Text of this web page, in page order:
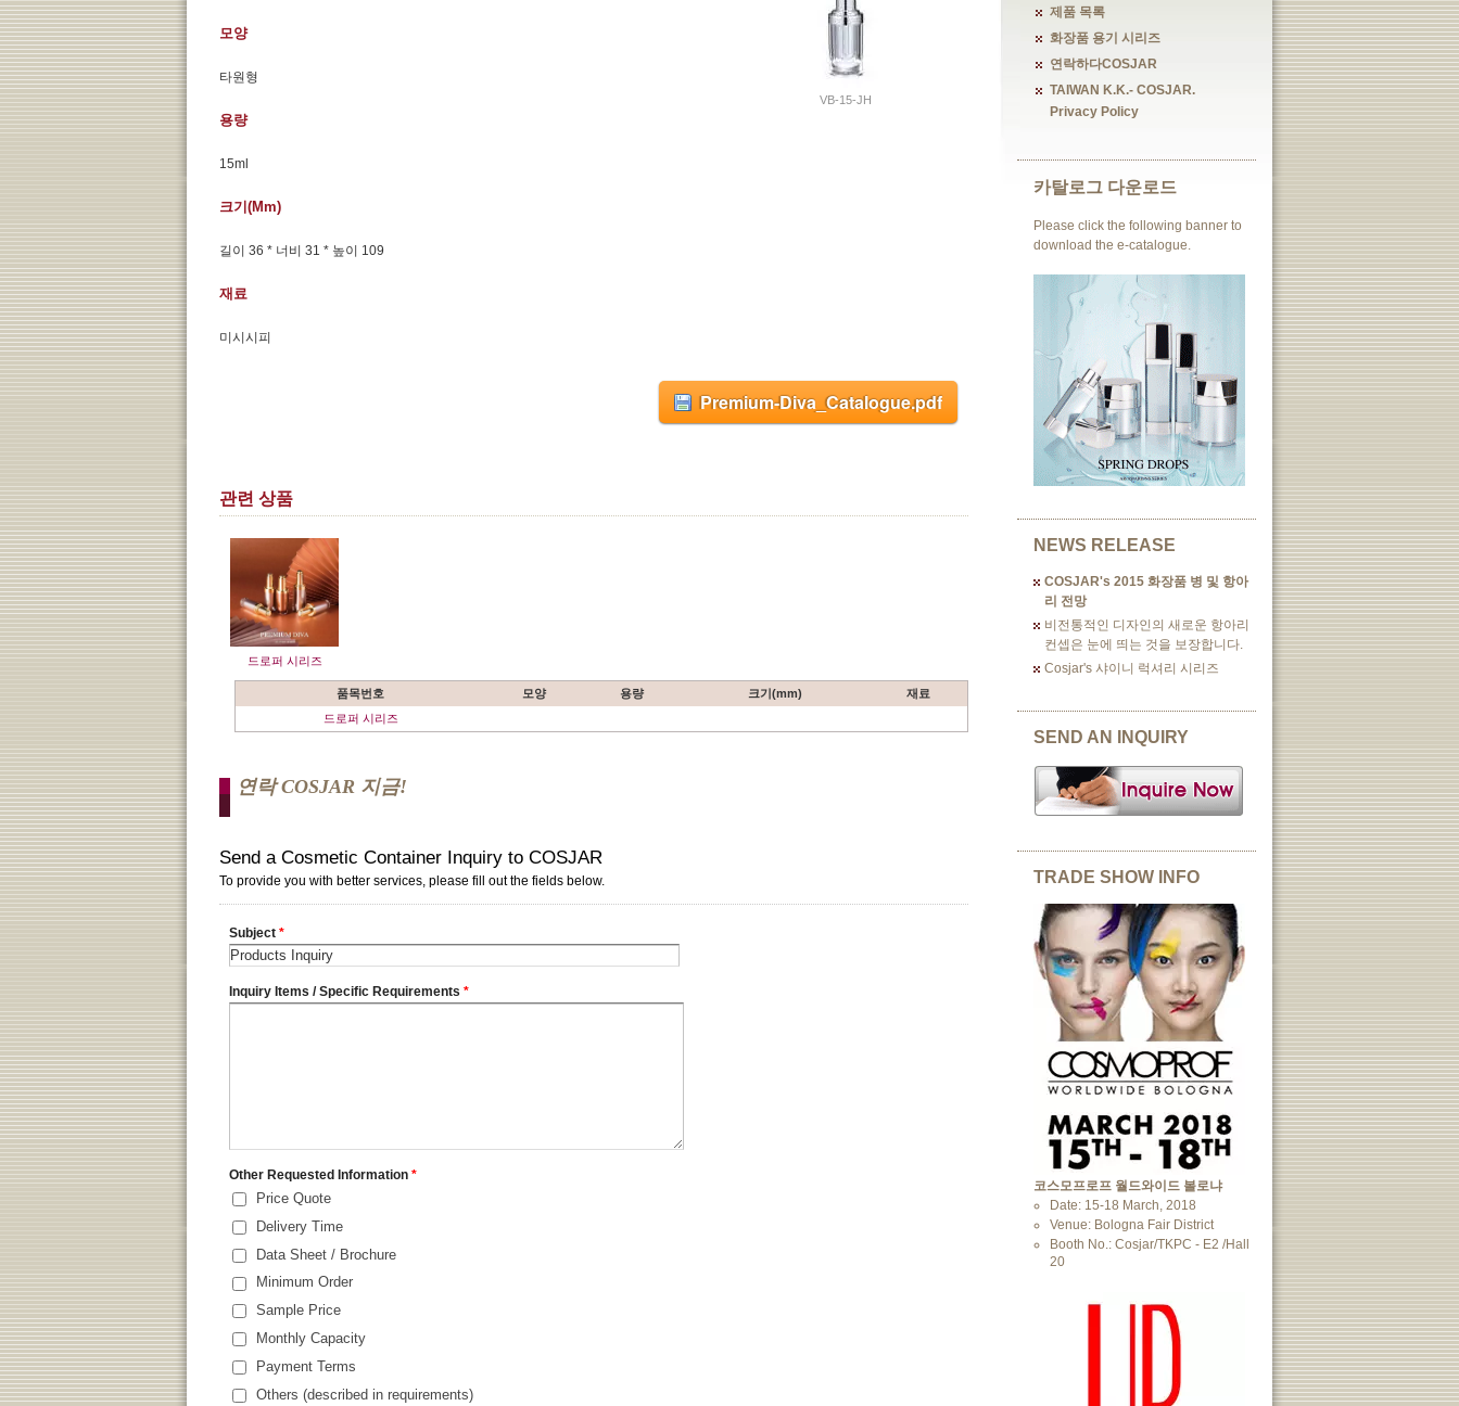
VB-15-JH
모양
타원형
용량
15ml
크기(mm)
길이 36 * 너비 31 * 높이 109
재료
미시시피
Premium-Diva_Catalogue.pdf
관련 상품
드로퍼 시리즈
품목번호 모양 용량 크기(mm)
재료
드로퍼 시리즈
연락 COSJAR 지금!
제품 목록
화장품 용기 시리즈
연락하다COSJAR
TAIWAN K.K.- COSJAR.
Privacy Policy
카탈로그 다운로드
Please click the following banner to
download the e-catalogue.
NEWS RELEASE
COSJAR's 2015 화장품 병 및 항아
리 전망
비전통적인 디자인의 새로운 항아리
컨셉은 눈에 띄는 것을 보장합니다.
Cosjar's 샤이니 럭셔리 시리즈
SEND AN INQUIRY
TRADE SHOW INFO
코스모프로프 월드와이드 볼로냐
Date: 15-18 March, 2018
Venue: Bologna Fair District
Booth No.: Cosjar/TKPC - E2 /Hall
20